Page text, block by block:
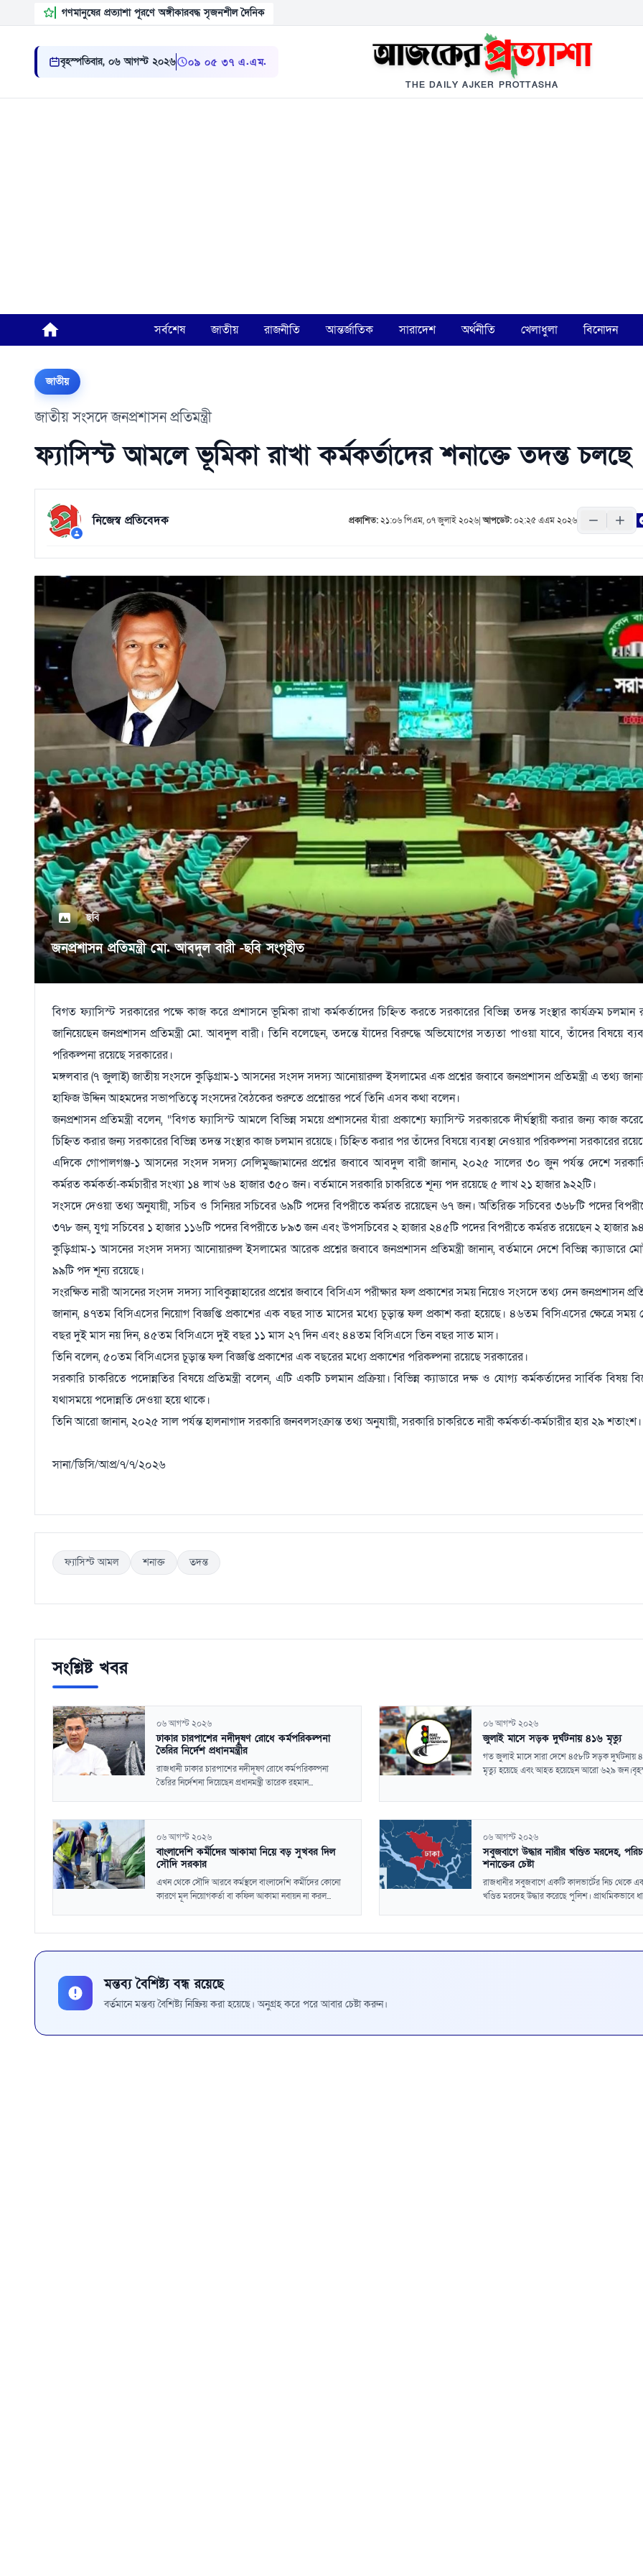
গণমানুষের প্রত্যাশা পূরণে অঙ্গীকারবদ্ধ সৃজনশীল দৈনিক
বৃহস্পতিবার, ০৬ আগস্ট ২০২৬ ০৯:০৫:৩৮ এ.এম.
THE DAILY AJKER PROTTASHA
সর্বশেষ জাতীয় রাজনীতি আন্তর্জাতিক সারাদেশ অর্থনীতি খেলাধুলা বিনোদন
জাতীয়
জাতীয় সংসদে জনপ্রশাসন প্রতিমন্ত্রী
ফ্যাসিস্ট আমলে ভূমিকা রাখা কর্মকর্তাদের শনাক্তে তদন্ত চলছে
নিজেস্ব প্রতিবেদক প্রকাশিত:২১:০৬ পিএম, ০৭ জুলাই ২০২৬|আপডেট:০২:২৫ এএম ২০২৬
ছবি
জনপ্রশাসন প্রতিমন্ত্রী মো. আবদুল বারী -ছবি সংগৃহীত
বিগত ফ্যাসিস্ট সরকারের পক্ষে কাজ করে প্রশাসনে ভূমিকা রাখা কর্মকর্তাদের চিহ্নিত করতে সরকারের বিভিন্ন তদন্ত সংস্থার কার্যক্রম চলমান
জানিয়েছেন জনপ্রশাসন প্রতিমন্ত্রী মো. আবদুল বারী। তিনি বলেছেন, তদন্তে যাঁদের বিরুদ্ধে অভিযোগের সত্যতা পাওয়া যাবে, তাঁদের বিষয়ে
পরিকল্পনা রয়েছে সরকারের।
মঙ্গলবার (৭ জুলাই) জাতীয় সংসদে কুড়িগ্রাম-১ আসনের সংসদ সদস্য আনোয়ারুল ইসলামের এক প্রশ্নের জবাবে জনপ্রশাসন প্রতিমন্ত্রী এ তথ্য
হাফিজ উদ্দিন আহমদের সভাপতিত্বে সংসদের বৈঠকের শুরুতে প্রশ্নোত্তর পর্বে তিনি এসব কথা বলেন।
জনপ্রশাসন প্রতিমন্ত্রী বলেন, “বিগত ফ্যাসিস্ট আমলে বিভিন্ন সময়ে প্রশাসনের যাঁরা প্রকাশ্যে ফ্যাসিস্ট সরকারকে দীর্ঘস্থায়ী করার জন্য কাজ
চিহ্নিত করার জন্য সরকারের বিভিন্ন তদন্ত সংস্থার কাজ চলমান রয়েছে। চিহ্নিত করার পর তাঁদের বিষয়ে ব্যবস্থা নেওয়ার পরিকল্পনা সরকারের
এদিকে গোপালগঞ্জ-১ আসনের সংসদ সদস্য সেলিমুজ্জামানের প্রশ্নের জবাবে আবদুল বারী জানান, ২০২৫ সালের ৩০ জুন পর্যন্ত দেশে
কর্মরত কর্মকর্তা-কর্মচারীর সংখ্যা ১৪ লাখ ৬৪ হাজার ৩৫০ জন। বর্তমানে সরকারি চাকরিতে শূন্য পদ রয়েছে ৫ লাখ ২১ হাজার ৯২২টি।
সংসদে দেওয়া তথ্য অনুযায়ী, সচিব ও সিনিয়র সচিবের ৬৯টি পদের বিপরীতে কর্মরত রয়েছেন ৬৭ জন। অতিরিক্ত সচিবের ৩৬৮টি পদের
৩৭৮ জন, যুগ্ম সচিবের ১ হাজার ১১৬টি পদের বিপরীতে ৮৯৩ জন এবং উপসচিবের ২ হাজার ২৪৫টি পদের বিপরীতে কর্মরত রয়েছেন ২ হাজার
কুড়িগ্রাম-১ আসনের সংসদ সদস্য আনোয়ারুল ইসলামের আরেক প্রশ্নের জবাবে জনপ্রশাসন প্রতিমন্ত্রী জানান, বর্তমানে দেশে বিভিন্ন ক্যাডারে
৯৯টি পদ শূন্য রয়েছে।
সংরক্ষিত নারী আসনের সংসদ সদস্য সাবিকুন্নাহারের প্রশ্নের জবাবে বিসিএস পরীক্ষার ফল প্রকাশের সময় নিয়েও সংসদে তথ্য দেন জনপ্রশাসন
জানান, ৪৭তম বিসিএসের নিয়োগ বিজ্ঞপ্তি প্রকাশের এক বছর সাত মাসের মধ্যে চূড়ান্ত ফল প্রকাশ করা হয়েছে। ৪৬তম বিসিএসের ক্ষেত্রে সময়
বছর দুই মাস নয় দিন, ৪৫তম বিসিএসে দুই বছর ১১ মাস ২৭ দিন এবং ৪৪তম বিসিএসে তিন বছর সাত মাস।
তিনি বলেন, ৫০তম বিসিএসের চূড়ান্ত ফল বিজ্ঞপ্তি প্রকাশের এক বছরের মধ্যে প্রকাশের পরিকল্পনা রয়েছে সরকারের।
সরকারি চাকরিতে পদোন্নতির বিষয়ে প্রতিমন্ত্রী বলেন, এটি একটি চলমান প্রক্রিয়া। বিভিন্ন ক্যাডারে দক্ষ ও যোগ্য কর্মকর্তাদের সার্বিক বিষয়
যথাসময়ে পদোন্নতি দেওয়া হয়ে থাকে।
তিনি আরো জানান, ২০২৫ সাল পর্যন্ত হালনাগাদ সরকারি জনবলসংক্রান্ত তথ্য অনুযায়ী, সরকারি চাকরিতে নারী কর্মকর্তা-কর্মচারীর হার ২৯ শতাংশ।
সানা/ডিসি/আপ্র/৭/৭/২০২৬
ফ্যাসিস্ট আমল শনাক্ত তদন্ত
সংশ্লিষ্ট খবর
০৬ আগস্ট ২০২৬
ঢাকার চারপাশের নদীদূষণ রোধে কর্মপরিকল্পনা
তৈরির নির্দেশ প্রধানমন্ত্রীর
রাজধানী ঢাকার চারপাশের নদীদূষণ রোধে কর্মপরিকল্পনা
তৈরির নির্দেশনা দিয়েছেন প্রধানমন্ত্রী তারেক রহমান...
০৬ আগস্ট ২০২৬
জুলাই মাসে সড়ক দুর্ঘটনায় ৪১৬ মৃত্যু
গত জুলাই মাসে সারা দেশে ৪৫৮টি সড়ক দুর্ঘটনায়
মৃত্যু হয়েছে এবং আহত হয়েছেন আরো ৬২৯
০৬ আগস্ট ২০২৬
বাংলাদেশি কর্মীদের আকামা নিয়ে বড় সুখবর দিল
সৌদি সরকার
এখন থেকে সৌদি আরবে কর্মস্থলে বাংলাদেশি কর্মীদের কোনো
কারণে মূল নিয়োগকর্তা বা কফিল আকামা নবায়ন না করল...
০৬ আগস্ট ২০২৬
সবুজবাগে উদ্ধার নারীর খণ্ডিত মরদেহ,
শনাক্তের চেষ্টা
রাজধানীর সবুজবাগে একটি কালভার্টের নিচ থেকে
খণ্ডিত মরদেহ উদ্ধার করেছে পুলিশ। প্রাথমিকভাবে
মন্তব্য বৈশিষ্ট্য বন্ধ রয়েছে
বর্তমানে মন্তব্য বৈশিষ্ট্য নিষ্ক্রিয় করা হয়েছে। অনুগ্রহ করে পরে আবার চেষ্টা করুন।